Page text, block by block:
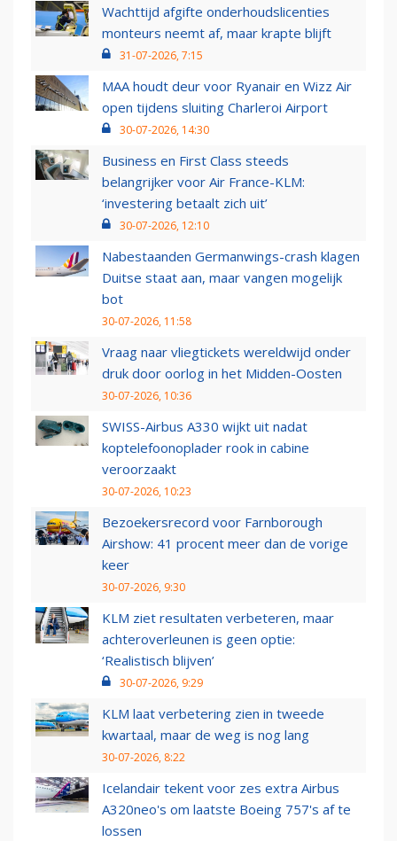
Wachttijd afgifte onderhoudslicenties
monteurs neemt af, maar krapte blijft
31-07-2026, 7:15
MAA houdt deur voor Ryanair en Wizz Air
open tijdens sluiting Charleroi Airport
30-07-2026, 14:30
Business en First Class steeds
belangrijker voor Air France-KLM:
‘investering betaalt zich uit’
30-07-2026, 12:10
Nabestaanden Germanwings-crash klagen
Duitse staat aan, maar vangen mogelijk
bot
30-07-2026, 11:58
Vraag naar vliegtickets wereldwijd onder
druk door oorlog in het Midden-Oosten
30-07-2026, 10:36
SWISS-Airbus A330 wijkt uit nadat
koptelefoonoplader rook in cabine
veroorzaakt
30-07-2026, 10:23
Bezoekersrecord voor Farnborough
Airshow: 41 procent meer dan de vorige
keer
30-07-2026, 9:30
KLM ziet resultaten verbeteren, maar
achteroverleunen is geen optie:
‘Realistisch blijven’
30-07-2026, 9:29
KLM laat verbetering zien in tweede
kwartaal, maar de weg is nog lang
30-07-2026, 8:22
Icelandair tekent voor zes extra Airbus
A320neo's om laatste Boeing 757's af te
lossen